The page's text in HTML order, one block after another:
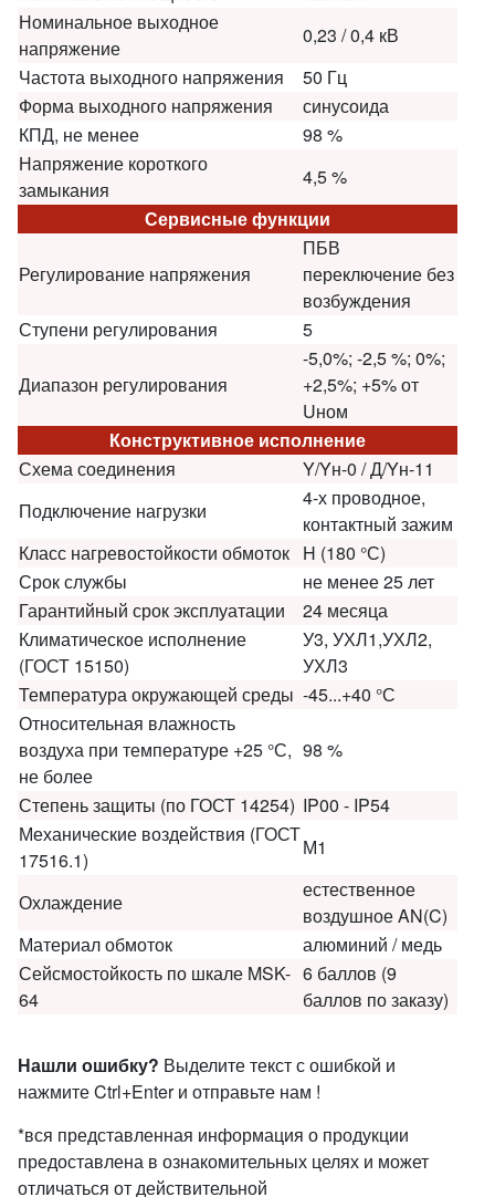
Номинальное выходное
напряжение
0,23 / 0,4 кВ
Частота выходного напряжения
50 Гц
Форма выходного напряжения
синусоида
КПД, не менее
98 %
Напряжение короткого
замыкания
4,5 %
Сервисные функции
Регулирование напряжения
ПБВ
переключение без
возбуждения
Ступени регулирования
5
Диапазон регулирования
-5,0%; -2,5 %; 0%;
+2,5%; +5% от
Uном
Конструктивное исполнение
Схема соединения
Y/Yн-0 / Д/Yн-11
Подключение нагрузки
4-х проводное,
контактный зажим
Класс нагревостойкости обмоток H (180 °С)
Срок службы
не менее 25 лет
Гарантийный срок эксплуатации
24 месяца
Климатическое исполнение
(ГОСТ 15150)
У3, УХЛ1,УХЛ2,
УХЛ3
Температура окружающей среды -45...+40 °С
Относительная влажность
воздуха при температуре +25 °С,
не более
98 %
Степень защиты (по ГОСТ 14254) IP00 - IP54
Механические воздействия (ГОСТ
17516.1)
М1
Охлаждение
естественное
воздушное AN(C)
Материал обмоток
алюминий / медь
Сейсмостойкость по шкале MSK-
64
6 баллов (9
баллов по заказу)
Нашли ошибку? Выделите текст с ошибкой и
нажмите Ctrl+Enter и отправьте нам !
*вся представленная информация о продукции
предоставлена в ознакомительных целях и может
отличаться от действительной